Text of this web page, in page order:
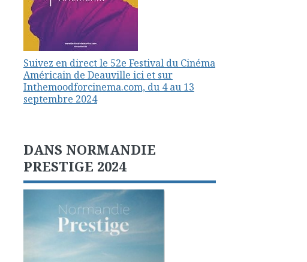
Suivez en direct le 52e Festival du Cinéma
Américain de Deauville ici et sur
Inthemoodforcinema.com, du 4 au 13
septembre 2024
DANS NORMANDIE
PRESTIGE 2024